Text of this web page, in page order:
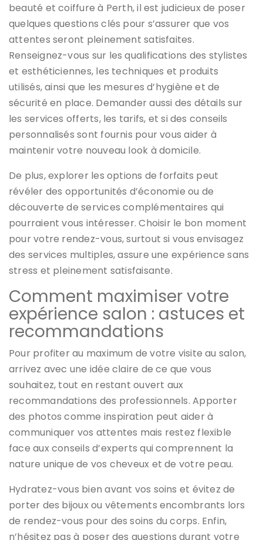
beauté et coiffure à Perth, il est judicieux de poser
quelques questions clés pour s’assurer que vos
attentes seront pleinement satisfaites.
Renseignez-vous sur les qualifications des stylistes
et esthéticiennes, les techniques et produits
utilisés, ainsi que les mesures d’hygiène et de
sécurité en place. Demander aussi des détails sur
les services offerts, les tarifs, et si des conseils
personnalisés sont fournis pour vous aider à
maintenir votre nouveau look à domicile.
De plus, explorer les options de forfaits peut
révéler des opportunités d’économie ou de
découverte de services complémentaires qui
pourraient vous intéresser. Choisir le bon moment
pour votre rendez-vous, surtout si vous envisagez
des services multiples, assure une expérience sans
stress et pleinement satisfaisante.
Comment maximiser votre
expérience salon : astuces et
recommandations
Pour profiter au maximum de votre visite au salon,
arrivez avec une idée claire de ce que vous
souhaitez, tout en restant ouvert aux
recommandations des professionnels. Apporter
des photos comme inspiration peut aider à
communiquer vos attentes mais restez flexible
face aux conseils d’experts qui comprennent la
nature unique de vos cheveux et de votre peau.
Hydratez-vous bien avant vos soins et évitez de
porter des bijoux ou vêtements encombrants lors
de rendez-vous pour des soins du corps. Enfin,
n’hésitez pas à poser des questions durant votre